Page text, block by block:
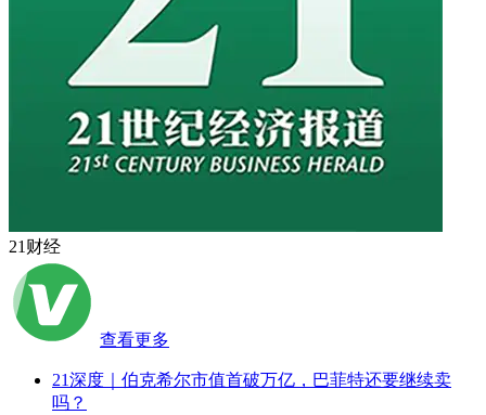
21财经
查看更多
21深度｜伯克希尔市值首破万亿，巴菲特还要继续卖
吗？